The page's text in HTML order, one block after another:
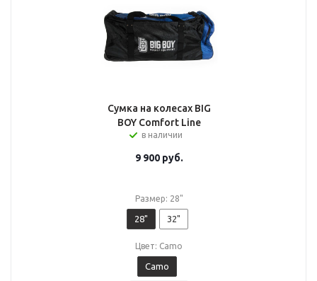
Сумка на колесах BIG
BOY Comfort Line
в наличии
9 900руб.
Размер: 28"
28" 32"
Цвет: Camo
Camo